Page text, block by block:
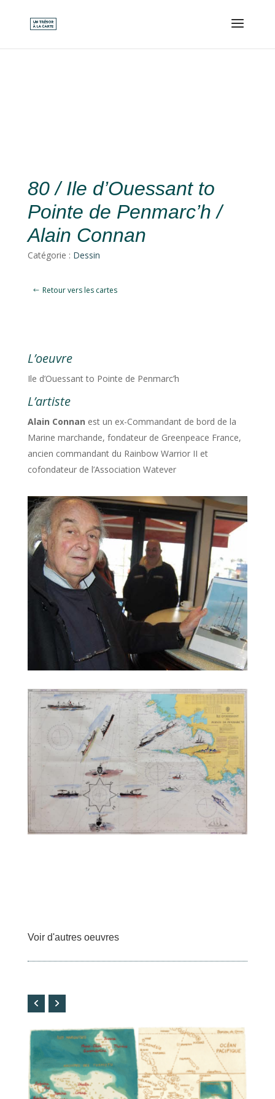
80 / Ile d’Ouessant to
Pointe de Penmarc’h /
Alain Connan
Catégorie : Dessin
Retour vers les cartes
L’oeuvre
Ile d’Ouessant to Pointe de Penmarc’h
L’artiste
Alain Connan est un ex-Commandant de bord de la
Marine marchande, fondateur de Greenpeace France,
ancien commandant du Rainbow Warrior II et
cofondateur de l’Association Watever
Voir d'autres oeuvres